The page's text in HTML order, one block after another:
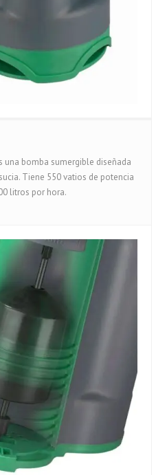
una bomba sumergible diseñada
Tiene 550 vatios de potencia
litros por hora.